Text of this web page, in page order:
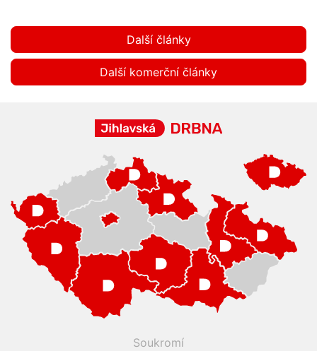
Další články
Další komerční články
Soukromí